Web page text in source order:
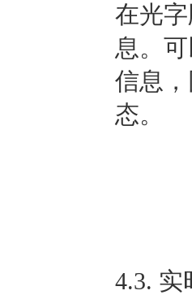
在光
息。
信息
态。
4.3. 实